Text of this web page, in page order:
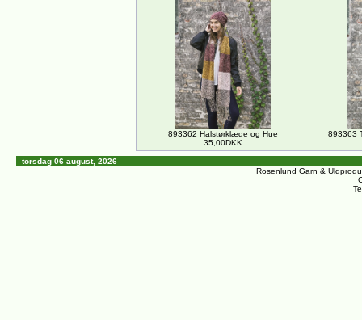
893362 Halstørklæde og Hue
35,00DKK
893363
torsdag 06 august, 2026
Rosenlund Garn &